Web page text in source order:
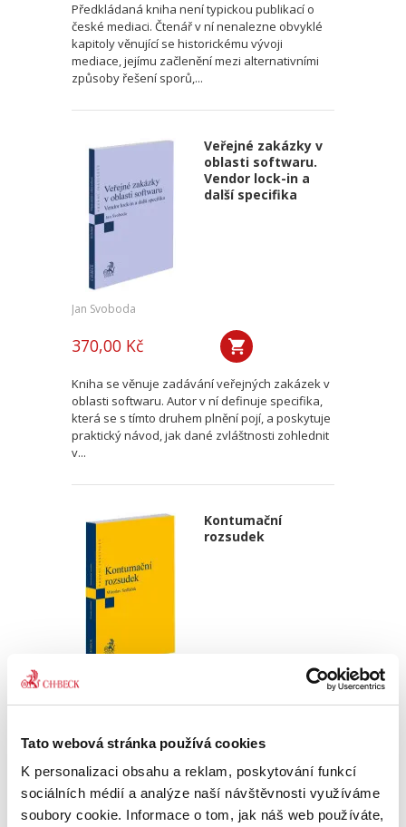
Tato webová stránka používá cookies
K personalizaci obsahu a reklam, poskytování funkcí
sociálních médií a analýze naší návštěvnosti využíváme
soubory cookie. Informace o tom, jak náš web používáte,
Předkládaná kniha není typickou publikací o
české mediaci. Čtenář v ní nenalezne obvyklé
kapitoly věnující se historickému vývoji
mediace, jejímu začlenění mezi alternativními
způsoby řešení sporů,...
Veřejné zakázky v
oblasti softwaru.
Vendor lock-in a
další specifika
Jan Svoboda
370,00 Kč
Kniha se věnuje zadávání veřejných zakázek v
oblasti softwaru. Autor v ní definuje specifika,
která se s tímto druhem plnění pojí, a poskytuje
praktický návod, jak dané zvláštnosti zohlednit
v...
Kontumační
rozsudek
Miroslav Sedláček,
zmeškání jako klasický institut civilního
sporného řízení. Autor postupně rozebírá
podmínky jeho vydání, právní důsledky i